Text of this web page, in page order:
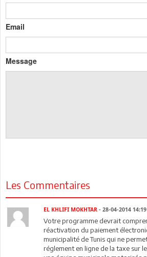
Email
Message
Les Commentaires
EL KHLIFI MOKHTAR - 28-04-2014 14:19
Votre programme devrait
réactivation du paiement
municipalité de Tunis qui ne
réglement en ligne de la taxe sur